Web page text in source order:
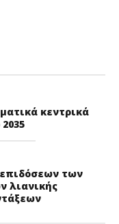
κεντρικά
επιδόσεων των
λιανικής